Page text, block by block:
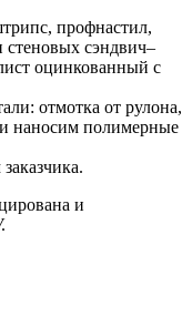
профнастил,
стеновых сэндвич–
оцинкованный с
отмотка от рулона,
наносим полимерные
и